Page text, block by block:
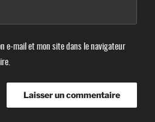
e-mail et mon site dans le navigateur